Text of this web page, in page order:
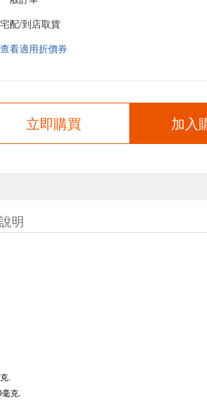
宅配/到店取貨
查看適用折價券
立即購買 加入
明
.
克.